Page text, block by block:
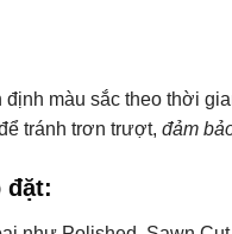
định màu sắc theo thời
tránh trơn trượt, đảm
đặt: